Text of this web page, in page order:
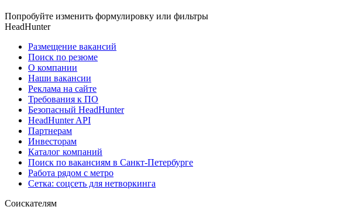
Попробуйте изменить формулировку или фильтры
HeadHunter
Размещение вакансий
Поиск по резюме
О компании
Наши вакансии
Реклама на сайте
Требования к ПО
Безопасный HeadHunter
HeadHunter API
Партнерам
Инвесторам
Каталог компаний
Поиск по вакансиям в Санкт-Петербурге
Работа рядом с метро
Сетка: соцсеть для нетворкинга
Соискателям